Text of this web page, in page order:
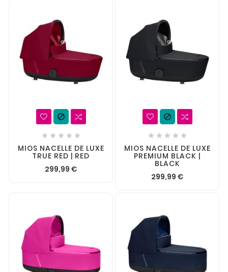

    
MIOS NACELLE DE LUXE
TRUE RED | RED
299,99 €

    
MIOS NACELLE DE LUXE
PREMIUM BLACK |
BLACK
299,99 €